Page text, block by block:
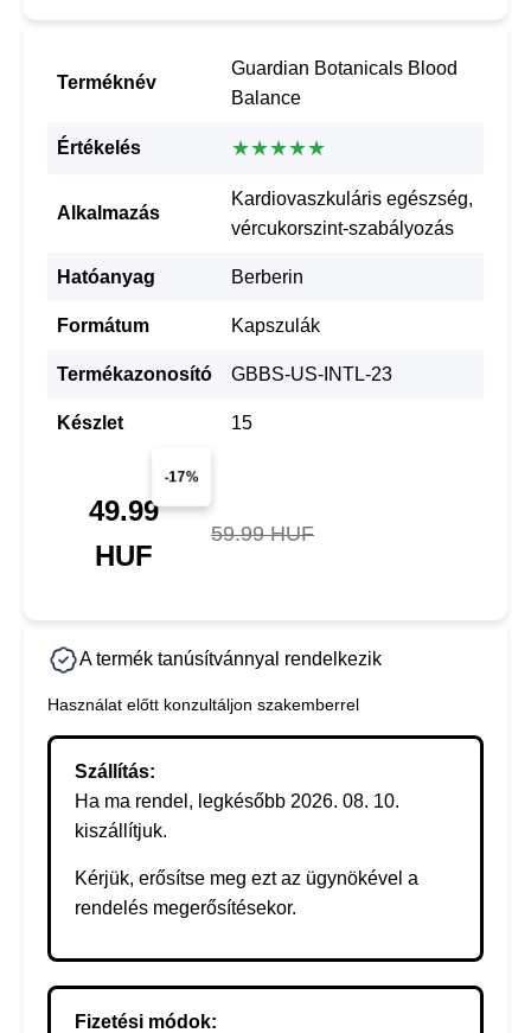
Terméknév
Guardian Botanicals Blood
Balance
Értékelés ★★★★★
Alkalmazás
Kardiovaszkuláris egészség,
vércukorszint-szabályozás
Hatóanyag Berberin
Formátum Kapszulák
Termékazonosító GBBS-US-INTL-23
Készlet 15
-17%
49.99
HUF
59.99 HUF
A termék tanúsítvánnyal rendelkezik
Használat előtt konzultáljon szakemberrel
Szállítás:
Ha ma rendel, legkésőbb 2026. 08. 10.
kiszállítjuk.
Kérjük, erősítse meg ezt az ügynökével a
rendelés megerősítésekor.
Fizetési módok: